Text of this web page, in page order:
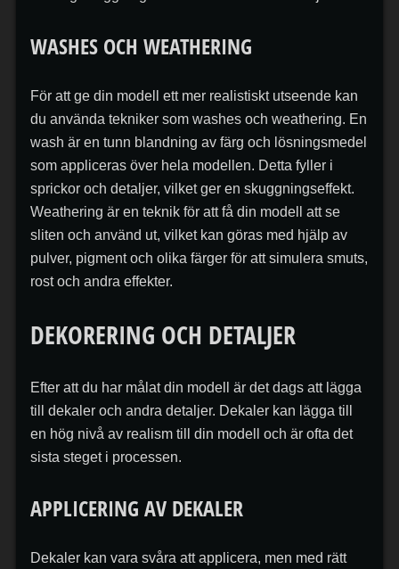
WASHES OCH WEATHERING
För att ge din modell ett mer realistiskt utseende kan
du använda tekniker som washes och weathering. En
wash är en tunn blandning av färg och lösningsmedel
som appliceras över hela modellen. Detta fyller i
sprickor och detaljer, vilket ger en skuggningseffekt.
Weathering är en teknik för att få din modell att se
sliten och använd ut, vilket kan göras med hjälp av
pulver, pigment och olika färger för att simulera smuts,
rost och andra effekter.
DEKORERING OCH DETALJER
Efter att du har målat din modell är det dags att lägga
till dekaler och andra detaljer. Dekaler kan lägga till
en hög nivå av realism till din modell och är ofta det
sista steget i processen.
APPLICERING AV DEKALER
Dekaler kan vara svåra att applicera, men med rätt